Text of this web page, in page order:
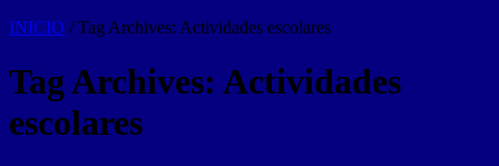
INICIO / Tag Archives: Actividades escolares
Tag Archives: Actividades
escolares